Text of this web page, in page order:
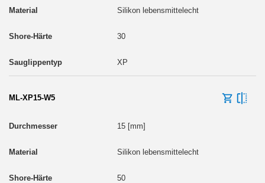
Silikon lebensmittelecht
30
XP
ML-XP15-W5
15 [mm]
Silikon lebensmittelecht
50